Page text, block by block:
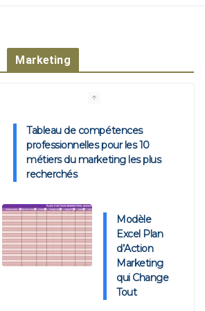
Marketing
Tableau de compétences
professionnelles pour les 10
métiers du marketing les plus
recherchés
Modèle
Excel Plan
d’Action
Marketing
qui Change
Tout